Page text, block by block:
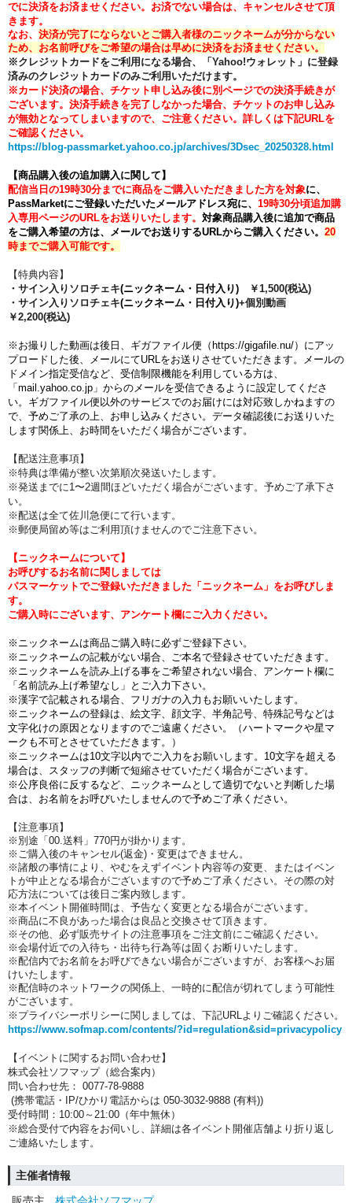
でに決済をお済ませください。 お済でない場合は、キャンセルさせて頂
きます。
なお、 決済が完了にならないとご購入者様のニックネームが分からない
ため、お名前呼びをご希望の場合は早めに決済をお済ませください。
※クレジットカードをご利用になる場合、「Yahoo!ウォレット」に登録
済みのクレジットカードのみご利用いただけます。
※カード決済の場合、チケット申し込み後に別ページでの決済手続きが
ございます。 決済手続きを完了しなかった場合、チケットのお申し込み
が無効となってしまいますので、ご注意ください。 詳しくは下記URLを
ご確認ください。
https://blog-passmarket.yahoo.co.jp/archives/3Dsec_20250328.html
【商品購入後の追加購入に関して】
配信当日の19時30分までに商品をご購入いただきました方を対象に、
PassMarketにご登録いただいたメールアドレス宛に、 19時30分頃追加購
入専用ページのURLをお送りいたします。 対象商品購入後に追加で商品
をご購入希望の方は、メールでお送りするURLからご購入ください。 20
時までご購入可能です。
【特典内容】
・サイン入りソロチェキ(ニックネーム・日付入り) ￥1,500(税込)
・サイン入りソロチェキ(ニックネーム・日付入り)+個別動画
￥2,200(税込)
※お撮りした動画は後日、ギガファイル便（https://gigafile.nu/）にアッ
プロードした後、メールにてURLをお送りさせていただきます。メールの
ドメイン指定受信など、受信制限機能を利用している方は、
「mail.yahoo.co.jp」からのメールを受信できるように設定してくださ
い。 ギガファイル便以外のサービスでのお届けには対応致しかねますの
で、予めご了承の上、お申し込みください。データ確認後にお送りいた
します関係上、お時間をいただく場合がございます。
【配送注意事項】
※特典は準備が整い次第順次発送いたします。
※発送までに1〜2週間ほどいただく場合がございます。予めご了承下さ
い。
※配送は全て佐川急便にて行います。
※郵便局留め等はご利用頂けませんのでご注意下さい。
【ニックネームについて】
お呼びするお名前に関しましては
パスマーケットでご登録いただきました「ニックネーム」をお呼びしま
す。
ご購入時にございます、アンケート欄にご入力ください。
※ニックネームは商品ご購入時に必ずご登録下さい。
※ニックネームの記載がない場合、ご本名で登録させていただきます。
※ニックネームを読み上げる事をご希望されない場合、アンケート欄に
「名前読み上げ希望なし」とご入力下さい。
※漢字で記載される場合、フリガナの入力もお願いいたします。
※ニックネームの登録は、絵文字、顔文字、半角記号、特殊記号などは
文字化けの原因となりますのでご遠慮ください。（ハートマークや星マ
ークも不可とさせていただきます。）
※ニックネームは10文字以内でご入力をお願いします。10文字を超える
場合は、スタッフの判断で短縮させていただく場合がございます。
※公序良俗に反するなど、ニックネームとして適切でないと判断した場
合は、お名前をお呼びいたしませんので予めご了承ください。
【注意事項】
※別途「00.送料」770円が掛かります。
※ご購入後のキャンセル(返金)・変更はできません。
※諸般の事情により、やむをえずイベント内容等の変更、またはイベン
トが中止となる場合がございますので予めご了承ください。その際の対
応方法については後日ご案内致します。
※本イベント開催時間は、予告なく変更となる場合がございます。
※商品に不良があった場合は良品と交換させて頂きます。
※その他、必ず販売サイトの注意事項をご注文前にご確認ください。
※会場付近での入待ち・出待ち行為等は固くお断りいたします。
※配信内でお名前をお呼びできない場合がございますが、お客様へお届
けいたします。
※配信時のネットワークの関係上、一時的に配信が切れてしまう可能性
がございます。
※プライバシーポリシーに関しましては、下記URLよりご確認ください。
https://www.sofmap.com/contents/?id=regulation&sid=privacypolicy
【イベントに関するお問い合わせ】
株式会社ソフマップ（総合案内）
問い合わせ先： 0077-78-9888
(携帯電話・IP/ひかり電話からは 050-3032-9888 (有料))
受付時間：10:00～21:00（年中無休）
※総合受付で内容をお伺いし、詳細は各イベント開催店舗より折り返し
ご連絡いたします。
主催者情報